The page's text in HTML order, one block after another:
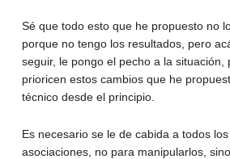
Sé que todo esto que he propuesto no
porque no tengo los resultados, pero
seguir, le pongo el pecho a la situación,
prioricen estos cambios que he
técnico desde el principio.
Es necesario se le de cabida a todos
asociaciones, no para manipularlos,